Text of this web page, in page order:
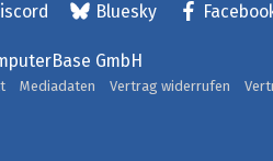
Bluesky
GmbH
Mediadaten Vertrag widerrufen